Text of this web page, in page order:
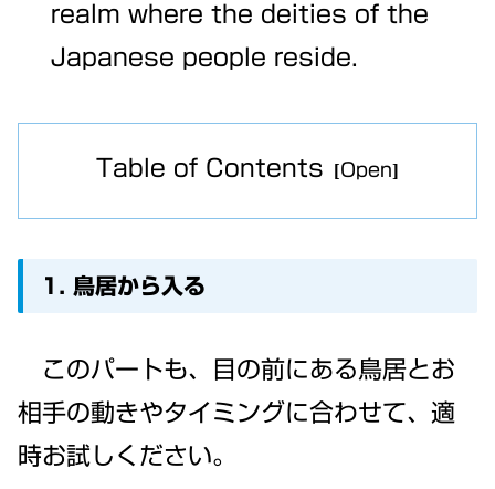
realm where the deities of the
Japanese people reside.
Table of Contents
1. 鳥居から入る
このパートも、目の前にある鳥居とお
相手の動きやタイミングに合わせて、適
時お試しください。